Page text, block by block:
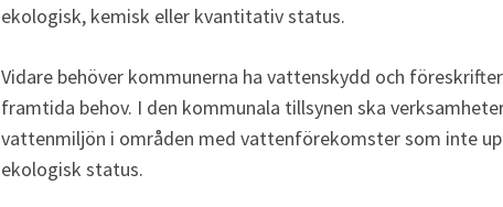
ekologisk, kemisk eller kvantitativ status.
Vidare behöver kommunerna ha vattenskydd och
framtida behov. I den kommunala tillsynen ska
vattenmiljön i områden med vattenförekomster som inte
ekologisk status.